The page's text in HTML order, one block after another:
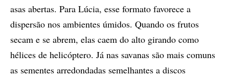
asas abertas. Para Lúcia, esse formato favorece a
dispersão nos ambientes úmidos. Quando os frutos
secam e se abrem, elas caem do alto girando como
hélices de helicóptero. Já nas savanas são mais comuns
as sementes arredondadas semelhantes a discos